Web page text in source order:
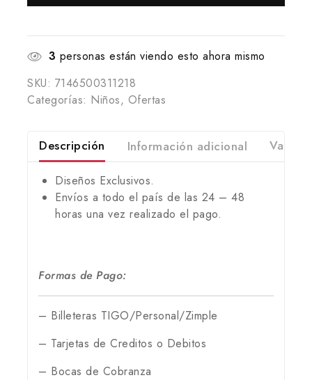
3 personas están viendo esto ahora mismo
SKU: 7146500311218
Categorías: Niños, Ofertas
Descripción Información adicional
Diseños Exclusivos.
Envíos a todo el país de las 24 – 48
horas una vez realizado el pago.
Formas de Pago:
– Billeteras TIGO/Personal/Zimple
– Tarjetas de Creditos o Debitos
– Bocas de Cobranza